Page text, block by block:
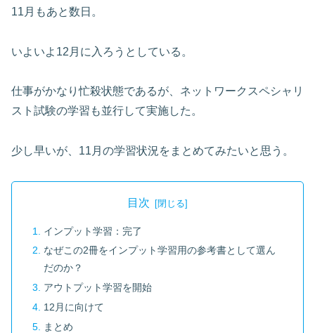
11月もあと数日。
いよいよ12月に入ろうとしている。
仕事がかなり忙殺状態であるが、ネットワークスペシャリ
スト試験の学習も並行して実施した。
少し早いが、11月の学習状況をまとめてみたいと思う。
目次
インプット学習：完了
なぜこの2冊をインプット学習用の参考書として選ん
だのか？
アウトプット学習を開始
12月に向けて
まとめ